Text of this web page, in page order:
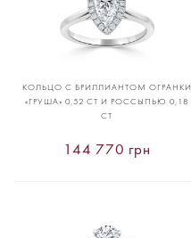
КОЛЬЦО С БРИЛЛИАНТОМ ОГРАНКИ
«ГРУША» 0,52 CT И РОССЫПЬЮ 0,18
CT
144 770 грн